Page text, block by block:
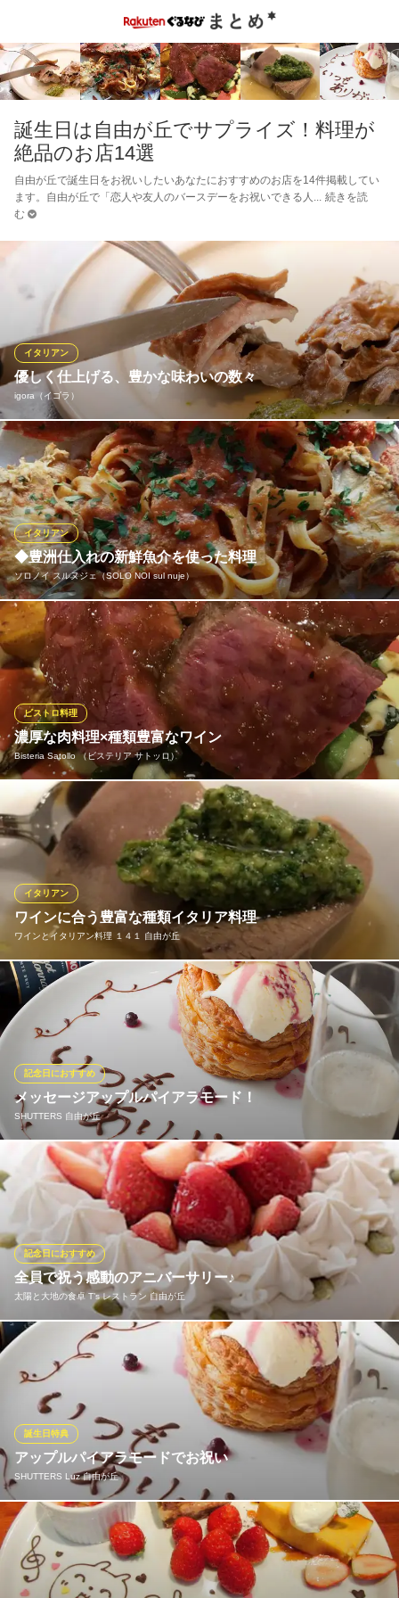
誕生日は自由が丘でサプライズ！料理が
絶品のお店14選
自由が丘で誕生日をお祝いしたいあなたにおすすめのお店を14件掲載してい
ます。自由が丘で「恋人や友人のバースデーをお祝いできる人
続きを読
む
優しく仕上げる、豊かな味わいの数々
igora（イゴラ）
イタリアン
くどさを極力排除し、次の一品を食べたくなる一皿をイメージし
て作る当店の料理。シンプルな中にもこだわりが光る品々は、そ
の日の食材それぞれの個性を活かしてご提供します。前菜からパ
スタ、メイン料理まで、五感の全てで味わえる料理をぜひお楽し
みください。
igora（イゴラ）
食べ心地の良い食事
東急大井町線九品仏駅 徒歩3分
東京都世田谷区奥沢6-22-10 ハルシェール自由ヶ丘1F
◆豊洲仕入れの新鮮魚介を使った料理
ソロノイ スルヌジェ（SOLO NOI sul nuje）
イタリアン
当店でご提供しているのは、豊洲より仕入れた新鮮な旬魚介をふ
んだんに盛り込んだイタリアン。魚介に合わせた調理法を吟味
し、カルパッチョやフリット、窯焼き料理など、素材本来の美味
しさを楽しめる料理をご用意しております。ワインとの相性も良
く、極上のマリアージュを味わえる料理でおもてなしいたしま
す。
ソロノイ スルヌジェ（SOLO NOI sul nuje）
イタリアンレストラン
東急東横線都立大学駅 徒歩2分
東京都目黒区中根1-7-3 オフィス都立大学ビル1F
濃厚な肉料理×種類豊富なワイン
Bisteria Satollo （ビステリア サトッロ）
ビストロ料理
当店の自慢はワインによく合う肉料理。中でも山形牛の厳選ラン
イチを丁寧にローストし、濃厚なソースを添えた『山形牛ランイ
チのロティ』4,620円(税込)はワインがすすむ一皿です。気軽に飲
めるグラスワインから希少な銘柄まで、ワインの品揃えも豊富な
当店で、グラス片手に至福のひと時をお過ごしください。
Bisteria Satollo （ビステリア サトッロ）
東急大井町線自由が丘駅 徒歩4分
東京都目黒区自由が丘2-14-19 夢のパラダイス2 2F
ワインに合う豊富な種類イタリア料理
ワインとイタリアン料理 １４１ 自由が丘
イタリアン
お酒とお料理を楽しむお店です。ワインに合うイタリア料理をご
提供致します。小皿の前菜でワイン片手に楽しむのも、前菜から
パスタまでしっかりお食事を楽しんで頂くのも大歓迎です。
ワインとイタリアン料理 １４１ 自由が丘
ワインとイタリア料理
東急大井町線自由が丘駅 徒歩3分
東京都目黒区自由ヶ丘2-14-1 3F
メッセージアップルパイアラモード！
SHUTTERS 自由が丘
記念日におすすめ
デートや誕生日にも最適！特別な夜を演出してくます☆少人数個
室もありますのでプライベートでのお祝いも可能です！当店人気
のアップルパイアラモードご注文でお好きなメッセージを入れら
れます！前日迄要予約 ※メッセージプレートをご希望の方は確認
事項がございますので店舗に直接お電話ください。
SHUTTERS 自由が丘
自由が丘老舗イタリアン
東急東横線自由が丘駅南口 徒歩1分
東京都世田谷区奥沢5-27-15 自由が丘ソレイユビル
全員で祝う感動のアニバーサリー♪
太陽と大地の食卓 T’s レストラン 自由が丘
記念日におすすめ
T'sレストランのケーキはもちろん卵やバター、生クリーム不使
用！今まで乳製品が食べられずケーキが食べられなかった方も一
緒にお誕生日のケーキを食べられます！中にはお子様の誕生日で
初めて全員一緒に同じケーキでお祝い出来た！と涙ぐまれるお母
様も…。特別な日は特にヘルシーで美味しいケーキでお祝いしま
しょう♪
太陽と大地の食卓 T’s レストラン 自由が丘
＃おいしいヴィーガン
東急東横線自由が丘駅正面口 徒歩3分
東京都目黒区自由が丘2-9-6 Luz自由が丘B1
アップルパイアラモードでお祝い
SHUTTERS Luz 自由が丘
誕生日特典
ご家族のお食事やとっておきの記念日使いにも好評です。アップ
ルパイなどのデザートをご注文いただけば、サービスでお皿に
「ハッピーバースデイ」と書くサービスを実施中(前日まで要予
約)。もちろん、誕生日以外でもご相談ください。 ※メッセージプ